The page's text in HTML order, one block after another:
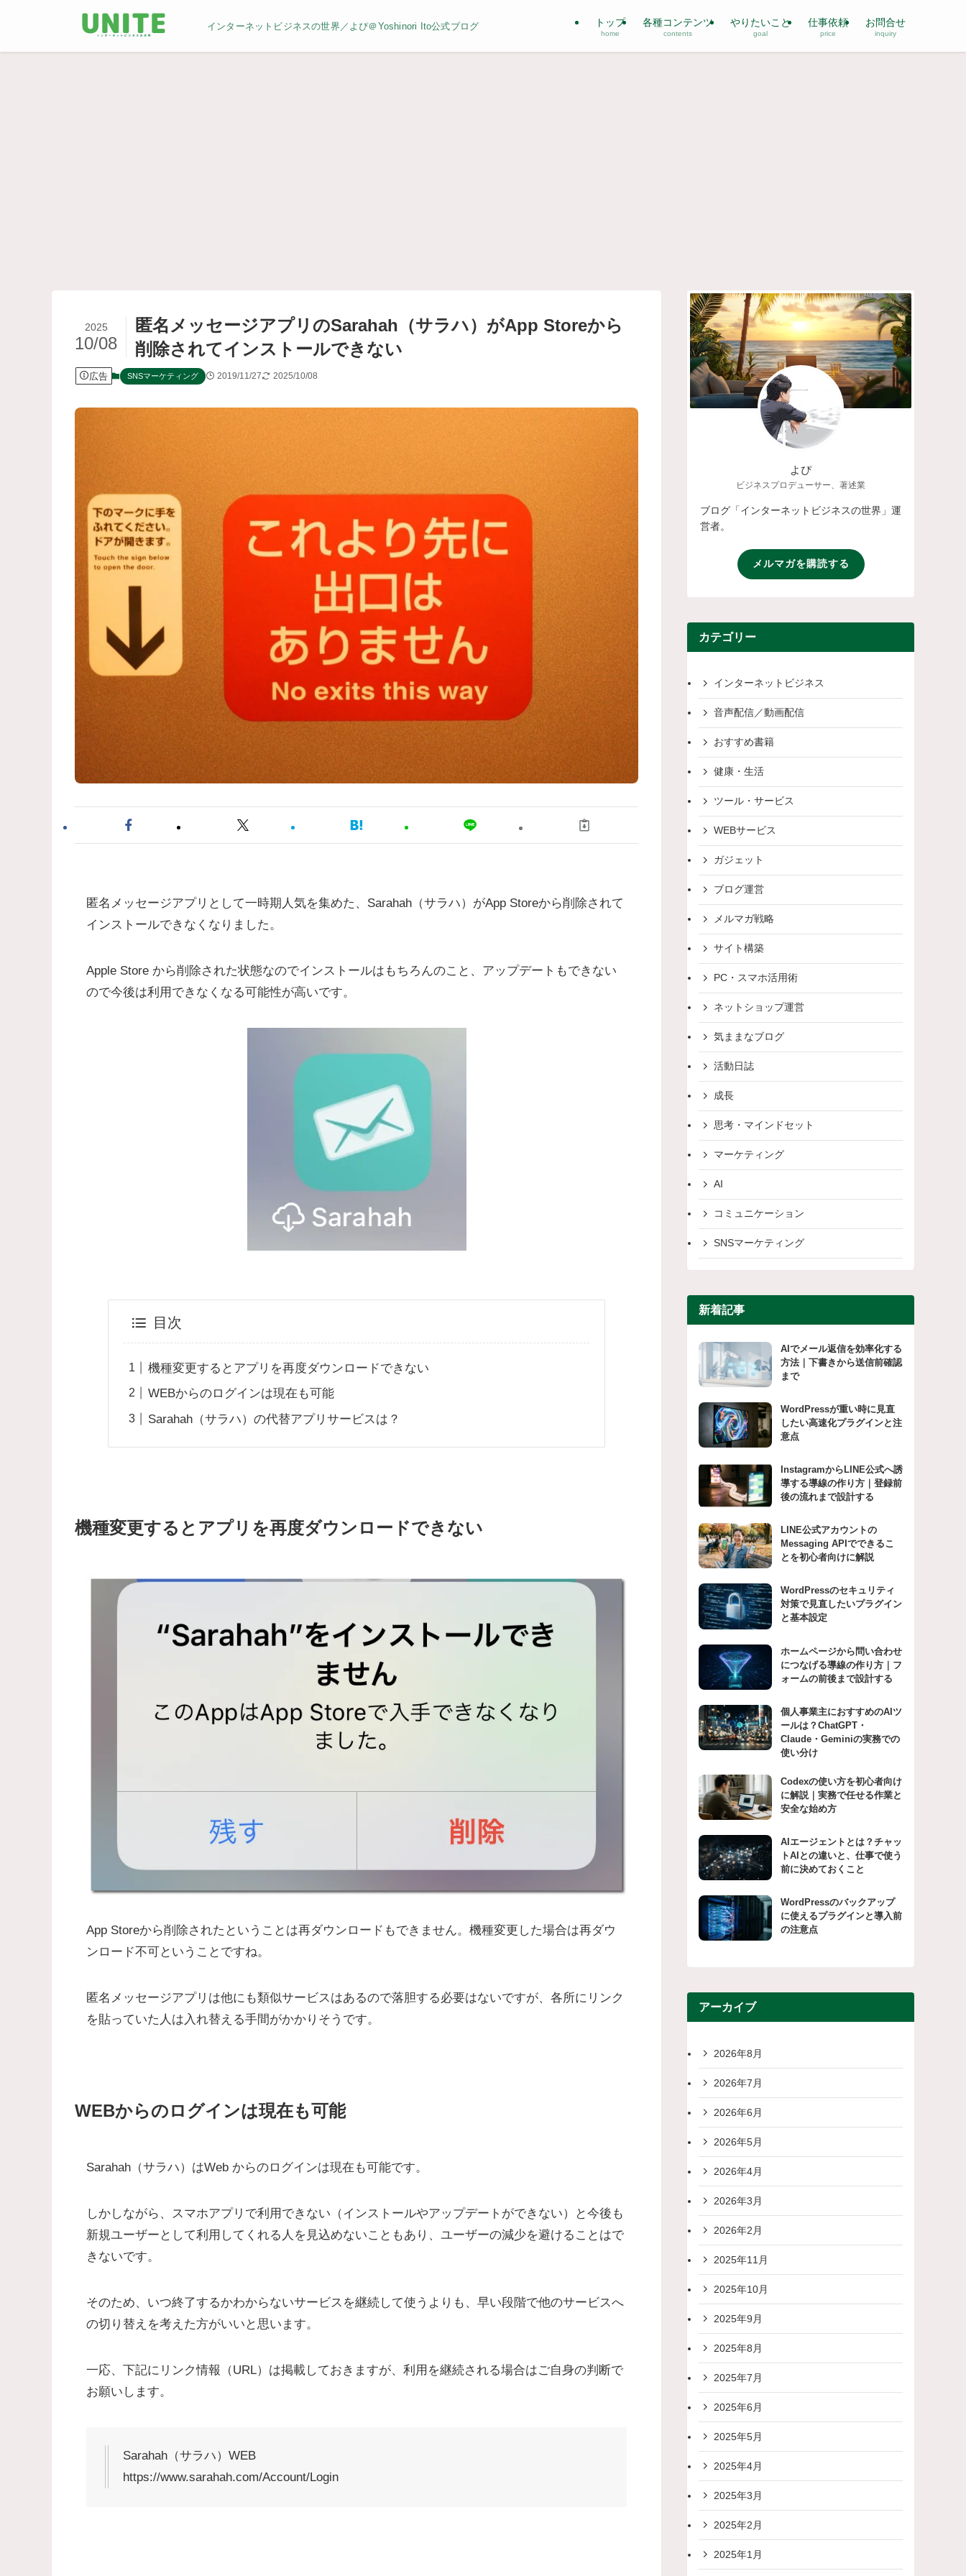
インターネットビジネスの世界／よぴ＠Yoshinori Ito公式ブログ トップ
home
各種コンテンツ
contents
やりたいこと
goal
仕事依頼
price
お問合せ
inquiry
匿名メッセージアプリのSarahah（サラハ）がApp Storeから
削除されてインストールできない
2025
10/08
広告 SNSマーケティング 2019/11/27 2025/10/08
匿名メッセージアプリとして一時期人気を集めた、Sarahah（サラハ）がApp Storeから削除されて
インストールできなくなりました。
Apple Store から削除された状態なのでインストールはもちろんのこと、アップデートもできない
ので今後は利用できなくなる可能性が高いです。
目次
機種変更するとアプリを再度ダウンロードできない
WEBからのログインは現在も可能
Sarahah（サラハ）の代替アプリサービスは？
機種変更するとアプリを再度ダウンロードできない
App Storeから削除されたということは再ダウンロードもできません。機種変更した場合は再ダウ
ンロード不可ということですね。
匿名メッセージアプリは他にも類似サービスはあるので落胆する必要はないですが、各所にリンク
を貼っていた人は入れ替える手間がかかりそうです。
WEBからのログインは現在も可能
Sarahah（サラハ）はWeb からのログインは現在も可能です。
しかしながら、スマホアプリで利用できない（インストールやアップデートができない）と今後も
新規ユーザーとして利用してくれる人を見込めないこともあり、ユーザーの減少を避けることはで
きないです。
そのため、いつ終了するかわからないサービスを継続して使うよりも、早い段階で他のサービスへ
の切り替えを考えた方がいいと思います。
一応、下記にリンク情報（URL）は掲載しておきますが、利用を継続される場合はご自身の判断で
お願いします。
Sarahah（サラハ）WEB
https://www.sarahah.com/Account/Login
よぴ
ビジネスプロデューサー、著述業
ブログ「インターネットビジネスの世界」運
営者。
メルマガを購読する
カテゴリー
インターネットビジネス
音声配信／動画配信
おすすめ書籍
健康・生活
ツール・サービス
WEBサービス
ガジェット
ブログ運営
メルマガ戦略
サイト構築
PC・スマホ活用術
ネットショップ運営
気ままなブログ
活動日誌
成長
思考・マインドセット
マーケティング
AI
コミュニケーション
SNSマーケティング
新着記事
AIでメール返信を効率化する
方法｜下書きから送信前確認
まで
WordPressが重い時に見直
したい高速化プラグインと注
意点
InstagramからLINE公式へ誘
導する導線の作り方｜登録前
後の流れまで設計する
LINE公式アカウントの
Messaging APIでできるこ
とを初心者向けに解説
WordPressのセキュリティ
対策で見直したいプラグイン
と基本設定
ホームページから問い合わせ
につなげる導線の作り方｜フ
ォームの前後まで設計する
個人事業主におすすめのAIツ
ールは？ChatGPT・
Claude・Geminiの実務での
使い分け
Codexの使い方を初心者向け
に解説｜実務で任せる作業と
安全な始め方
AIエージェントとは？チャッ
トAIとの違いと、仕事で使う
前に決めておくこと
WordPressのバックアップ
に使えるプラグインと導入前
の注意点
アーカイブ
2026年8月
2026年7月
2026年6月
2026年5月
2026年4月
2026年3月
2026年2月
2025年11月
2025年10月
2025年9月
2025年8月
2025年7月
2025年6月
2025年5月
2025年4月
2025年3月
2025年2月
2025年1月